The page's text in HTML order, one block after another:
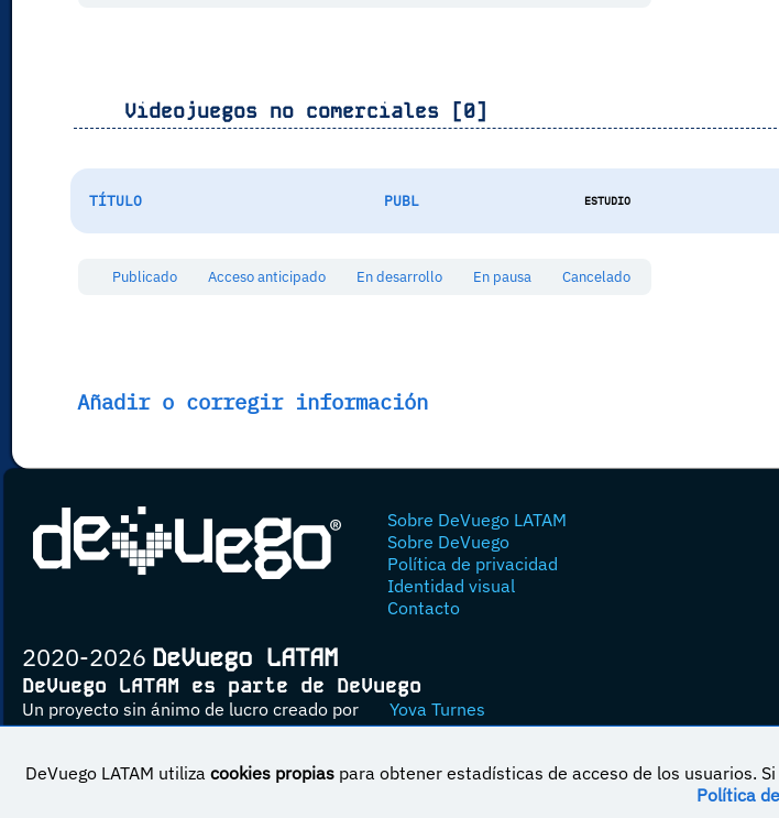
Videojuegos no comerciales [0]
TÍTULO PUBL ESTUDIO
Publicado Acceso anticipado En desarrollo En pausa Cancelado
Añadir o corregir información
Sobre DeVuego LATAM
Sobre DeVuego
Política de privacidad
Identidad visual
Contacto
2020-2026 DeVuego LATAM
DeVuego LATAM es parte de DeVuego
Un proyecto sin ánimo de lucro creado por Yova Turnes
Esta obra está bajo una licencia de Creative Commons
DeVuego LATAM utiliza cookies propiaspara obtener estadísticas de acceso de los usuarios.
Política